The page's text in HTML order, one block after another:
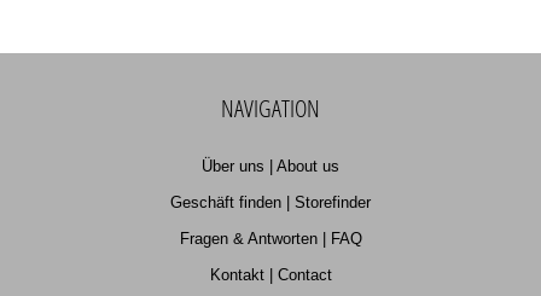
NAVIGATION
Über uns | About us
Geschäft finden | Storefinder
Fragen & Antworten | FAQ
Kontakt | Contact